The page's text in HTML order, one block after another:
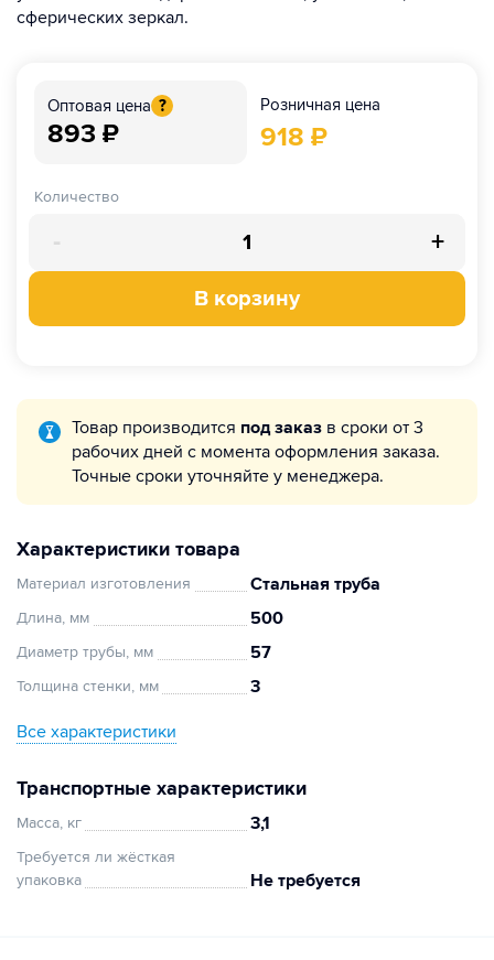
сферических зеркал.
Оптовая цена ?
893 ₽
Розничная цена
918 ₽
Количество
- +
В корзину
Товар производится под заказ в сроки от 3
рабочих дней с момента оформления заказа.
Точные сроки уточняйте у менеджера.
Характеристики товара
Материал изготовления Стальная труба
Длина, мм 500
Диаметр трубы, мм 57
Толщина стенки, мм 3
Все характеристики
Транспортные характеристики
Масса, кг 3,1
Требуется ли жёсткая
упаковка
Не требуется